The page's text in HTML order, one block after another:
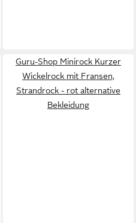
Guru-Shop Minirock Kurzer
Wickelrock mit Fransen,
Strandrock - rot alternative
Bekleidung